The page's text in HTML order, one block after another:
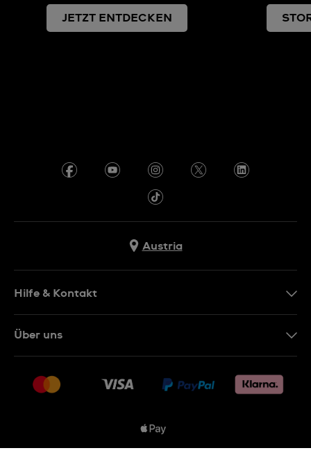
JETZT ENTDECKEN
Austria
Hilfe & Kontakt
Rückgaberecht
Über uns
Jobs